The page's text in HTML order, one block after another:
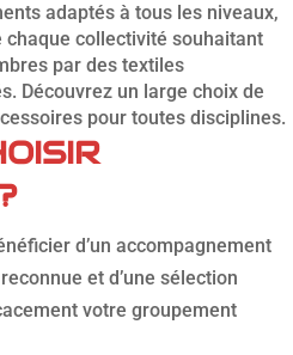
adaptés à tous les niveaux,
collectivité souhaitant
par des textiles
Découvrez un large choix de
pour toutes disciplines.
d’un accompagnement
et d’une sélection
votre groupement